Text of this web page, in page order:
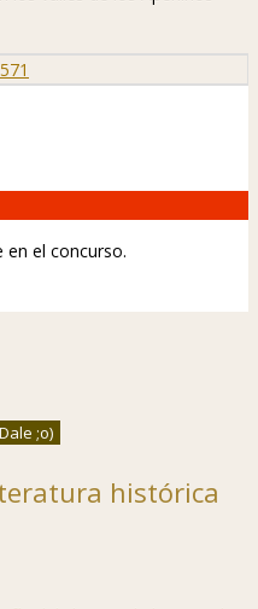
en el concurso.
histórica